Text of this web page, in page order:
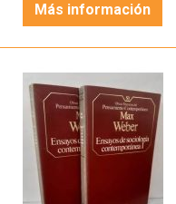
Más información